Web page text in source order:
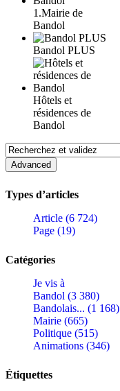
1.Mairie de
Bandol
Bandol PLUS
Hôtels et
résidences de
Bandol
Types d’articles
Article (6 724)
Page (19)
Catégories
Je vis à
Bandol (3 380)
Bandolais... (1 168)
Mairie (665)
Politique (515)
Animations (346)
Étiquettes